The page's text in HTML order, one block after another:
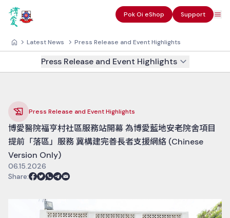
Pok Oi eShop Support
Latest News Press Release and Event Highlights
Press Release and Event Highlights
Press Release and Event Highlights
博愛醫院福亨村社區服務站開幕 為博愛藍地安老院舍項目
提前「落區」服務 冀構建完善長者支援網絡 (Chinese
Version Only)
06.15.2026
Share: